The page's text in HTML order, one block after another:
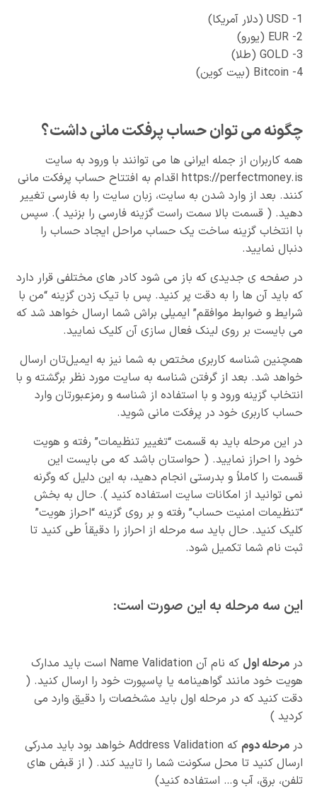
USD -1‏ (دلار آمریکا)
EUR -2‏ (یورو)
GOLD -3‏ (طلا)
4- Bitcoin‏ (بیت کوین)
چگونه می توان حساب پرفکت مانی داشت؟
همه کاربران از جمله ایرانی ها می توانند با ورود به سایت
https://perfectmoney.is اقدام به افتتاح حساب پرفکت مانی
کنند. بعد از وارد شدن به سایت، زبان سایت را به فارسی تغییر
دهید. ( قسمت بالا سمت راست گزینه فارسی را بزنید ). سپس
با انتخاب گزینه ساخت یک حساب مراحل ایجاد حساب را
دنبال نمایید.
در صفحه ی جدیدی که باز می شود کادر های مختلفی قرار دارد
که باید آن ها را به دقت پر کنید. پس با تیک زدن گزینه “من با
شرایط و ضوابط موافقم” ایمیلی براش شما ارسال خواهد شد که
می بایست بر روی لینک فعال سازی آن کلیک نمایید.
همچنین شناسه کاربری مختص به شما نیز به ایمیل‌تان ارسال
خواهد شد. بعد از گرفتن شناسه به سایت مورد نظر برگشته و با
انتخاب گزینه ورود و با استفاده از شناسه و رمزعبورتان وارد
حساب کاربری خود در پرفکت مانی شوید.
در این مرحله باید به قسمت “تغییر تنظیمات” رفته و هویت
خود را احراز نمایید. ( حواستان باشد که می بایست این
قسمت را کاملاً و بدرستی انجام دهید، به این دلیل که وگرنه
نمی توانید از امکانات سایت استفاده کنید ). حال به بخش
“تنظیمات امنیت حساب” رفته و بر روی گزینه “احراز هویت”
کلیک کنید. حال باید سه مرحله از احراز را دقیقاً طی کنید تا
ثبت نام شما تکمیل شود.
این سه مرحله به این صورت است:
در مرحله اول
که نام آن Name Validation است باید مدارک
هویت خود مانند گواهینامه یا پاسپورت خود را ارسال کنید. (
دقت کنید که در مرحله اول باید مشخصات را دقیق وارد می
کردید )
در مرحله دوم
که Address Validation خواهد بود باید مدرکی
ارسال کنید تا محل سکونت شما را تایید کند. ( از قبض های
تلفن، برق، آب و… استفاده کنید)